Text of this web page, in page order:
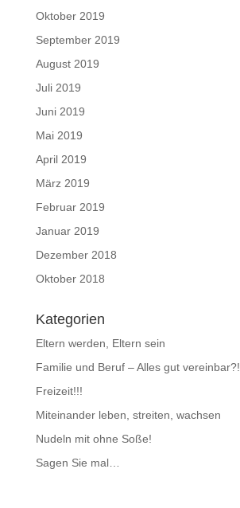
Oktober 2019
September 2019
August 2019
Juli 2019
Juni 2019
Mai 2019
April 2019
März 2019
Februar 2019
Januar 2019
Dezember 2018
Oktober 2018
Kategorien
Eltern werden, Eltern sein
Familie und Beruf – Alles gut vereinbar?!
Freizeit!!!
Miteinander leben, streiten, wachsen
Nudeln mit ohne Soße!
Sagen Sie mal…